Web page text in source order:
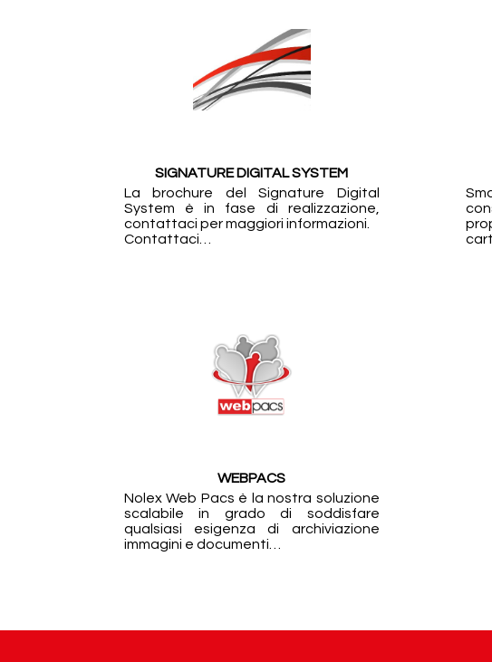
SIGNATURE DIGITAL SYSTEM
La brochure del Signature Digital
System è in fase di realizzazione,
contattaci per maggiori informazioni.
Contattaci…
WEBPACS
Nolex Web Pacs è la nostra soluzione
scalabile in grado di soddisfare
qualsiasi esigenza di archiviazione
immagini e documenti…